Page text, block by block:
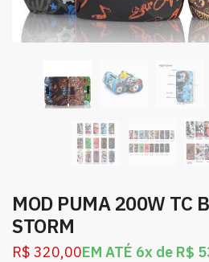
MOD PUMA 200W TC
STORM
R$ 320,00EM ATÉ 6x de R$